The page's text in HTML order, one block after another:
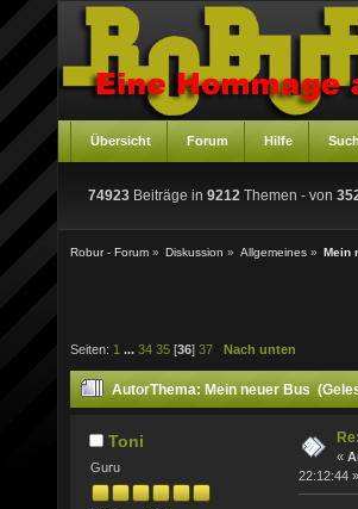
Übersicht Forum Hilfe
74923 Beiträge in 9212 Themen - von
Robur - Forum » Diskussion » Allgemeines » Mein
Seiten: 1 ... 34 35 [36] 37 Nach unten
AutorThema: Mein neuer Bus
Toni
Guru
«
22:12:44 »